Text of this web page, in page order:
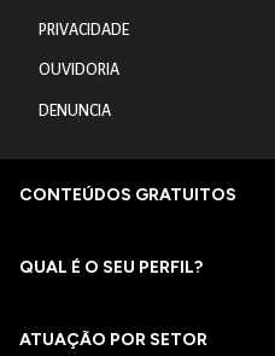
PRIVACIDADE
OUVIDORIA
DENUNCIA
CONTEÚDOS GRATUITOS
QUAL É O SEU PERFIL?
ATUAÇÃO POR SETOR